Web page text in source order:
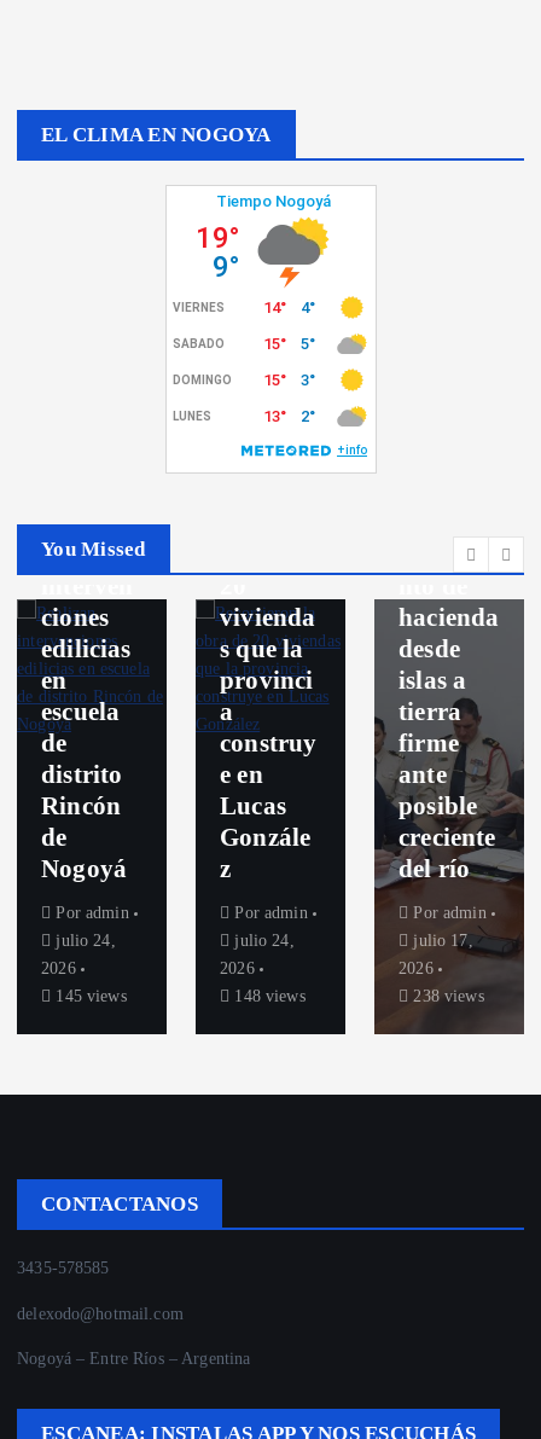
EL CLIMA EN NOGOYA
You Missed
Realizan
ciones
edilicias
en
escuela
de
distrito
Rincón
de
Nogoyá
Por admin
julio 24,
2026
145 views
Destacados
Nogoya
vivienda
s que la
provinci
a
construy
e en
Lucas
Gonzále
z
Por admin
julio 24,
2026
148 views
movimie
hacienda
desde
islas a
tierra
firme
ante
posible
creciente
del río
Por admin
julio 17,
2026
238 views
CONTACTANOS
3435-578585
delexodo@hotmail.com
Nogoyá – Entre Ríos – Argentina
ESCANEA: INSTALAS APP Y NOS ESCUCHÁS